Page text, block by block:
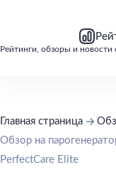
Рейтинги, обзоры и новости
Главная страница
Обзор на
PerfectCare Elite